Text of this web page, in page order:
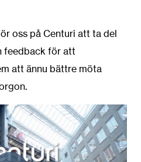
oss på Centuri att ta del
feedback för att
att ännu bättre möta